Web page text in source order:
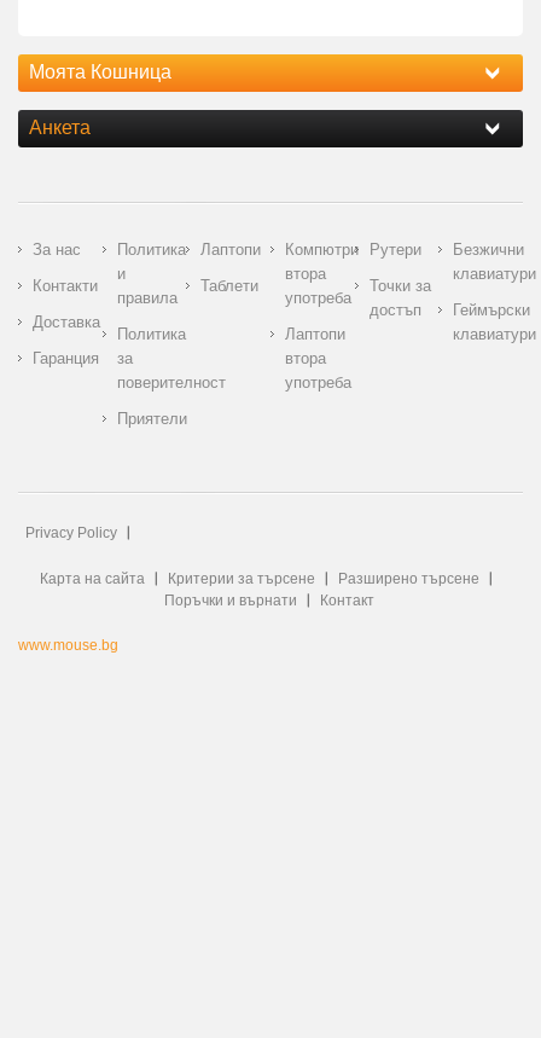
Моята Кошница
Анкета
За нас
Контакти
Доставка
Гаранция
Политика
и
правила
Политика
за
поверителност
Приятели
Лаптопи
Таблети
Компютри
втора
употреба
Лаптопи
втора
употреба
Рутери
Точки за
достъп
Безжични
клавиатури
Геймърски
клавиатури
Privacy Policy
Карта на сайта Критерии за търсене
Разширено търсене
Поръчки и върнати
Контакт
www.mouse.bg